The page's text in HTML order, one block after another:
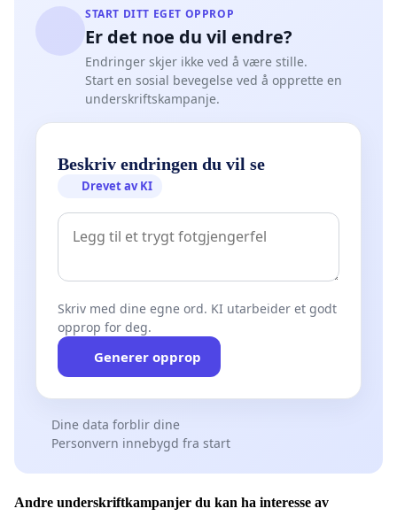
START DITT EGET OPPROP
Er det noe du vil endre?
Endringer skjer ikke ved å være stille.
Start en sosial bevegelse ved å opprette en
underskriftskampanje.
Beskriv endringen du vil se
Drevet av KI
Skriv med dine egne ord. KI utarbeider et godt
opprop for deg.
Generer opprop
Dine data forblir dine
Personvern innebygd fra start
Andre underskriftkampanjer du kan ha interesse av